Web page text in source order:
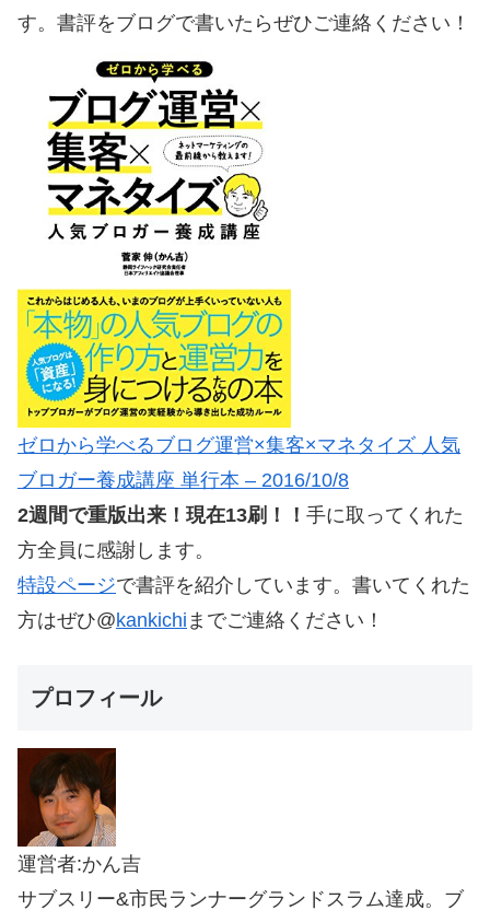
す。書評をブログで書いたらぜひご連絡ください！
ゼロから学べるブログ運営×集客×マネタイズ 人気
ブロガー養成講座 単行本 – 2016/10/8
2週間で重版出来！現在13刷！！ 手に取ってくれた
方全員に感謝します。
特設ページで書評を紹介しています。書いてくれた
方はぜひ@kankichi までご連絡ください！
プロフィール
運営者:かん吉
サブスリー&市民ランナーグランドスラム達成。ブ